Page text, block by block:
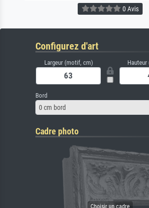
0 Avis
Configurez d'art
Largeur (motif, cm)
Bord
0 cm bord
Cadre photo